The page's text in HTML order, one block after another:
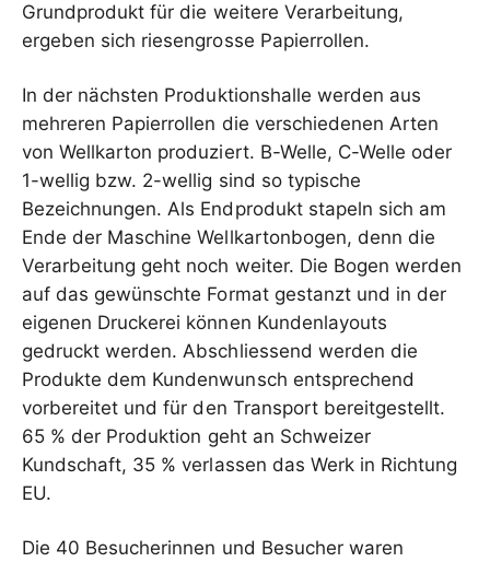
Grundprodukt für die weitere Verarbeitung,
ergeben sich riesengrosse Papierrollen.
In der nächsten Produktionshalle werden aus
mehreren Papierrollen die verschiedenen Arten
von Wellkarton produziert. B-Welle, C-Welle oder
1-wellig bzw. 2-wellig sind so typische
Bezeichnungen. Als Endprodukt stapeln sich am
Ende der Maschine Wellkartonbogen, denn die
Verarbeitung geht noch weiter. Die Bogen werden
auf das gewünschte Format gestanzt und in der
eigenen Druckerei können Kundenlayouts
gedruckt werden. Abschliessend werden die
Produkte dem Kundenwunsch entsprechend
vorbereitet und für den Transport bereitgestellt.
65 % der Produktion geht an Schweizer
Kundschaft, 35 % verlassen das Werk in Richtung
EU.
Die 40 Besucherinnen und Besucher waren